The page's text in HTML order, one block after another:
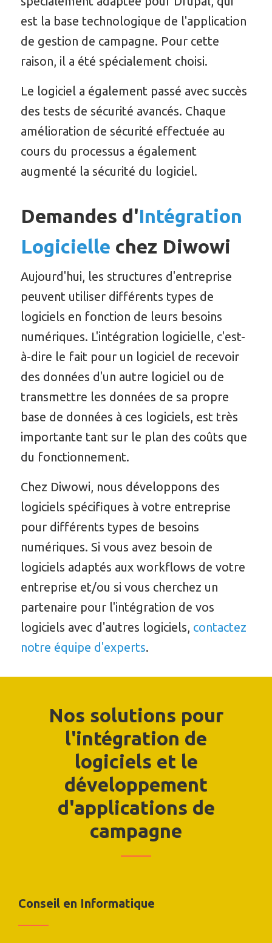
est la base technologique de l'application
de gestion de campagne. Pour cette
raison, il a été spécialement choisi.
Le logiciel a également passé avec succès
des tests de sécurité avancés. Chaque
amélioration de sécurité effectuée au
cours du processus a également
augmenté la sécurité du logiciel.
Demandes d'Intégration
Logicielle chez Diwowi
Aujourd'hui, les structures d'entreprise
peuvent utiliser différents types de
logiciels en fonction de leurs besoins
numériques. L'intégration logicielle, c'est-
à-dire le fait pour un logiciel de recevoir
des données d'un autre logiciel ou de
transmettre les données de sa propre
base de données à ces logiciels, est très
importante tant sur le plan des coûts que
du fonctionnement.
Chez Diwowi, nous développons des
logiciels spécifiques à votre entreprise
pour différents types de besoins
numériques. Si vous avez besoin de
logiciels adaptés aux workflows de votre
entreprise et/ou si vous cherchez un
partenaire pour l'intégration de vos
logiciels avec d'autres logiciels, contactez
notre équipe d'experts.
Nos solutions pour
l'intégration de
logiciels et le
développement
d'applications de
campagne
Conseil en Informatique